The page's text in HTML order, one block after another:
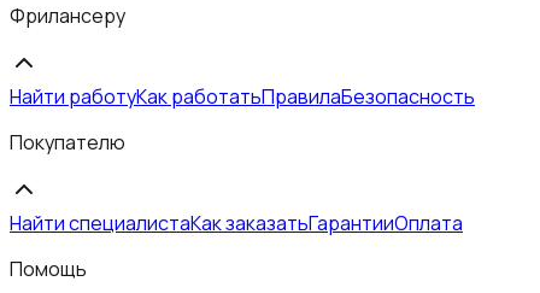
Фрилансеру
Найти работуКак работатьПравилаБезопасность
Покупателю
Найти специалистаКак заказатьГарантииОплата
Помощь